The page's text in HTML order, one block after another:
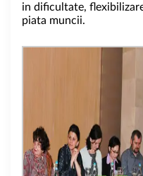
in dificultate,
piata muncii.